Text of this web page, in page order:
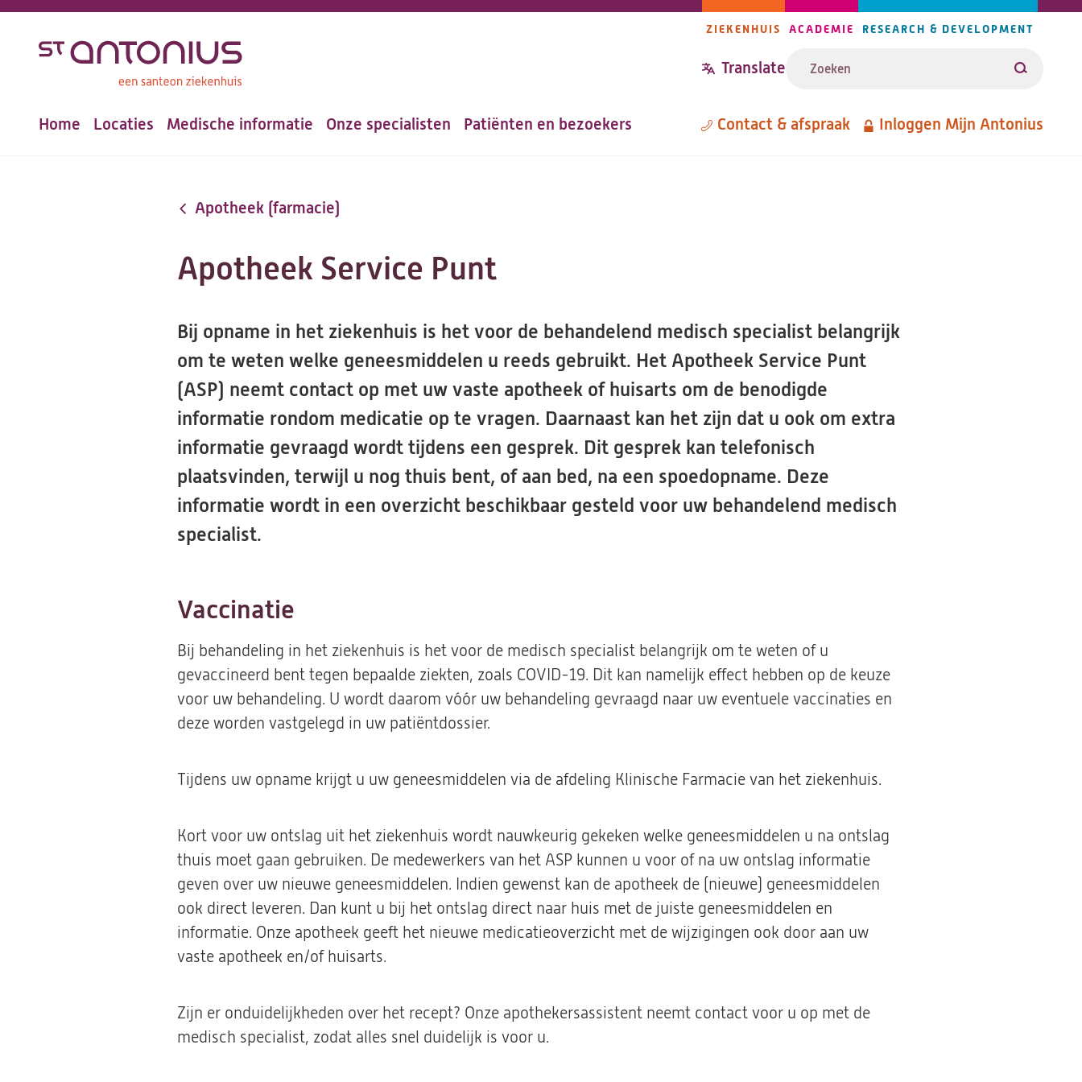
inhoud
navigatie
ZIEKENHUIS ACADEMIE RESEARCH & DEVELOPMENT
Translate Zoeken
Hoofdnavigatie
Home Locaties Medische informatie Onze specialisten Patiënten en bezoekers Metanavigatie
Contact & afspraak Inloggen Mijn Antonius
Apotheek (farmacie)
Apotheek Service Punt
Bij opname in het ziekenhuis is het voor de behandelend medisch specialist belangrijk
om te weten welke geneesmiddelen u reeds gebruikt. Het Apotheek Service Punt
(ASP) neemt contact op met uw vaste apotheek of huisarts om de benodigde
informatie rondom medicatie op te vragen. Daarnaast kan het zijn dat u ook om extra
informatie gevraagd wordt tijdens een gesprek. Dit gesprek kan telefonisch
plaatsvinden, terwijl u nog thuis bent, of aan bed, na een spoedopname. Deze
informatie wordt in een overzicht beschikbaar gesteld voor uw behandelend medisch
specialist.
Vaccinatie
Bij behandeling in het ziekenhuis is het voor de medisch specialist belangrijk om te weten of u
gevaccineerd bent tegen bepaalde ziekten, zoals COVID-19. Dit kan namelijk effect hebben op de keuze
voor uw behandeling. U wordt daarom vóór uw behandeling gevraagd naar uw eventuele vaccinaties en
deze worden vastgelegd in uw patiëntdossier.
Tijdens uw opname krijgt u uw geneesmiddelen via de afdeling Klinische Farmacie van het ziekenhuis.
Kort voor uw ontslag uit het ziekenhuis wordt nauwkeurig gekeken welke geneesmiddelen u na ontslag
thuis moet gaan gebruiken. De medewerkers van het ASP kunnen u voor of na uw ontslag informatie
geven over uw nieuwe geneesmiddelen. Indien gewenst kan de apotheek de (nieuwe) geneesmiddelen
ook direct leveren. Dan kunt u bij het ontslag direct naar huis met de juiste geneesmiddelen en
informatie. Onze apotheek geeft het nieuwe medicatieoverzicht met de wijzigingen ook door aan uw
vaste apotheek en/of huisarts.
Zijn er onduidelijkheden over het recept? Onze apothekersassistent neemt contact voor u op met de
medisch specialist, zodat alles snel duidelijk is voor u.